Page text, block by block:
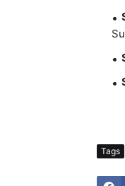
Tags